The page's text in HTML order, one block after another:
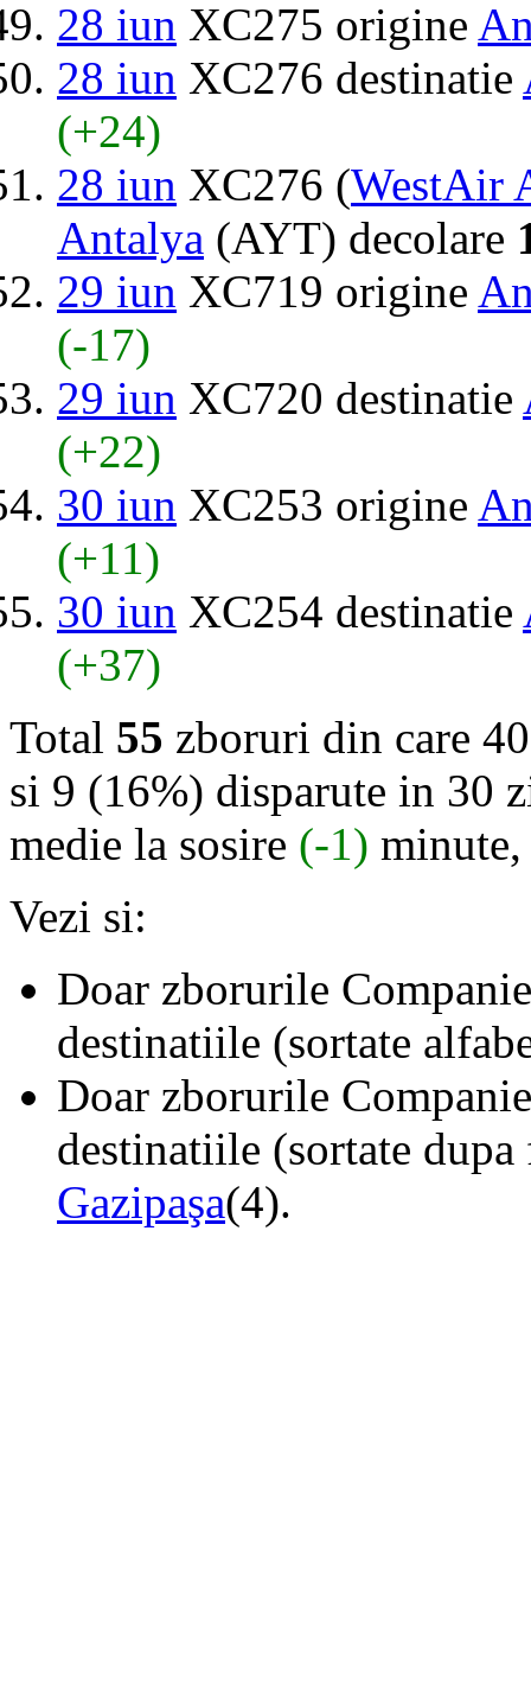
28 iun XC275 origine
28 iun XC276 destinatie
(+24)
28 iun XC276 (WestAir
Antalya (AYT) decolare
29 iun XC719 origine
(-17)
29 iun XC720 destinatie
(+22)
30 iun XC253 origine
(+11)
30 iun XC254 destinatie
(+37)
Total 55 zboruri din care
si 9 (16%) disparute in 30
medie la sosire (-1)
Vezi si:
Doar zborurile
destinatiile (sortate
Doar zborurile
destinatiile (sortate
Gazipaşa(4).